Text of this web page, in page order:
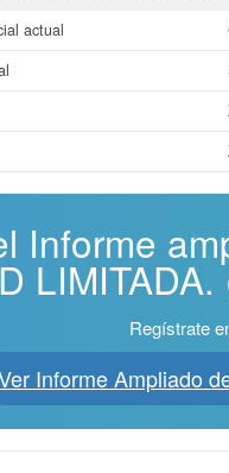
actual
Informe
Regístrate
Informe Ampliado